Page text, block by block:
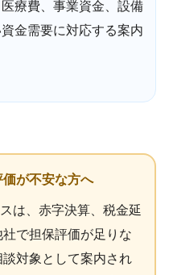
療費、事業資金、設備
金需要に対応する案内
が不安な方へ
は、赤字決算、税金延
で担保評価が足りな
対象として案内され